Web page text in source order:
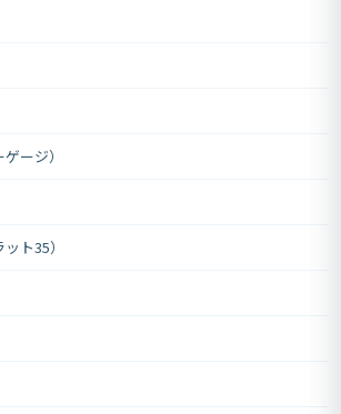
ージ）
ト35）